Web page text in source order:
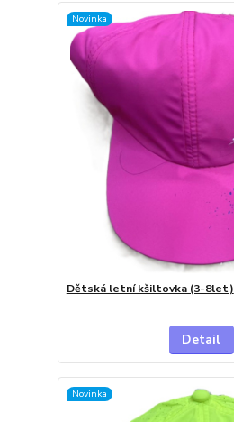
Novinka
Dětská letní kšiltovka (3-8let)
Detail
Novinka